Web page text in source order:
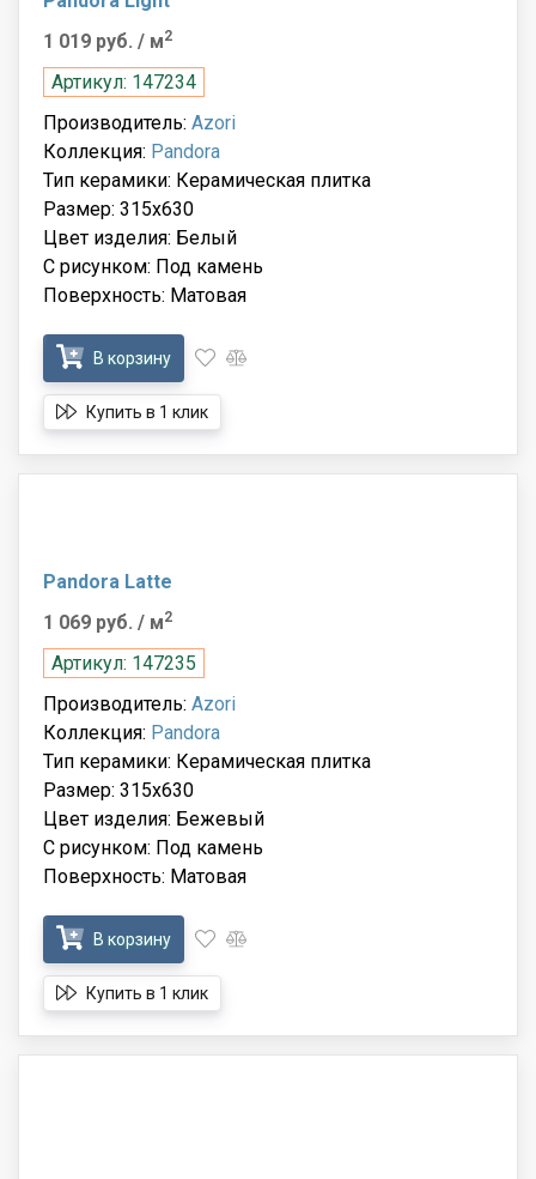
1 019 руб. / м2
Артикул: 147234
Производитель: Azori
Коллекция: Pandora
Тип керамики: Керамическая плитка
Размер: 315x630
Цвет изделия: Белый
С рисунком: Под камень
Поверхность: Матовая
В корзину
Купить в 1 клик
Pandora Latte
1 069 руб. / м2
Артикул: 147235
Производитель: Azori
Коллекция: Pandora
Тип керамики: Керамическая плитка
Размер: 315x630
Цвет изделия: Бежевый
С рисунком: Под камень
Поверхность: Матовая
В корзину
Купить в 1 клик